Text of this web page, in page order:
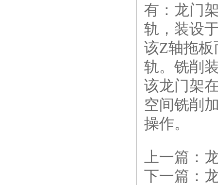
有：龙门
轨，装设
该Z轴拖
轨。铣削
该龙门架
空间铣削
操作。
上一篇：
下一篇：